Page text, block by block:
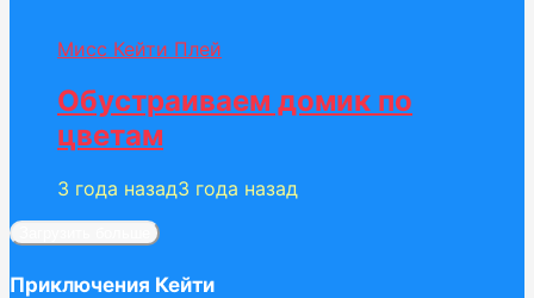
Мисс Кейти Плей
Обустраиваем домик по
цветам
3 года назад3 года назад
Приключения Кейти